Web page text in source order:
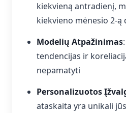
kiekvieną antradienį,
kiekvieno mėnesio 2-ą
Modelių Atpažinimas
tendencijas ir
nepamatyti
Personalizuotos
ataskaita yra unikali